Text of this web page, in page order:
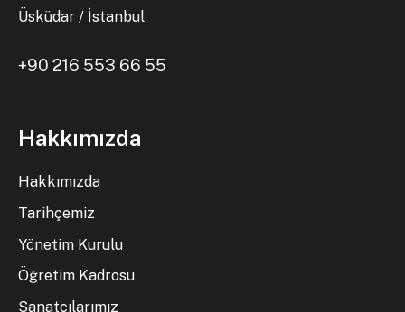
Üsküdar / İstanbul
+90 216 553 66 55
Hakkımızda
Hakkımızda
Tarihçemiz
Yönetim Kurulu
Öğretim Kadrosu
Sanatçılarımız